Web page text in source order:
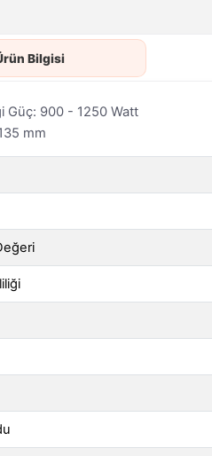
Bilgisi
Güç: 900 - 1250 Watt
mm